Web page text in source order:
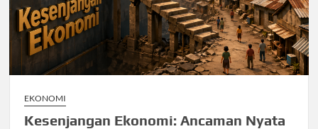
EKONOMI
Kesenjangan Ekonomi: Ancaman Nyata